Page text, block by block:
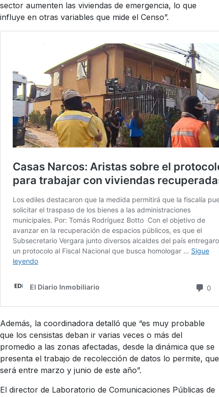
sector aumenten las viviendas de emergencia, lo que
influye en otras variables que mide el Censo”.
Además, la coordinadora detalló que “es muy probable
que los censistas deban ir varias veces o más del
promedio a las zonas afectadas, desde la dinámica que se
presenta el trabajo de recolección de datos lo permite, que
será entre marzo y junio de este año”.
El director de Laboratorio de Comunicaciones Públicas de